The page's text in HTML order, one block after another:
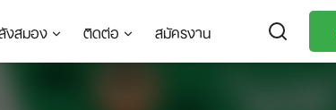
งสมอง ติดต่อ สมัครงาน